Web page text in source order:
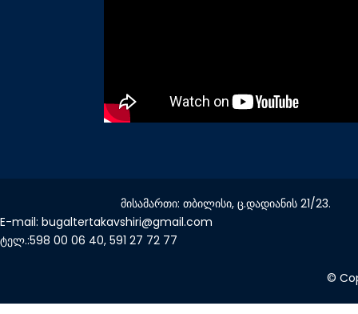
მისამართი: თბილისი, ც.დადიანის 21/23.
E-mail: bugaltertakavshiri@gmail.com
ტელ.:598 00 06 40, 591 27 72 77
©